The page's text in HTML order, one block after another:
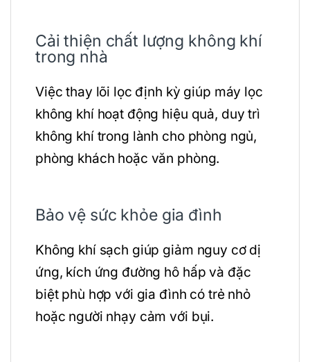
Cải thiện chất lượng không khí
trong nhà
Việc thay lõi lọc định kỳ giúp máy lọc
không khí hoạt động hiệu quả, duy trì
không khí trong lành cho phòng ngủ,
phòng khách hoặc văn phòng.
Bảo vệ sức khỏe gia đình
Không khí sạch giúp giảm nguy cơ dị
ứng, kích ứng đường hô hấp và đặc
biệt phù hợp với gia đình có trẻ nhỏ
hoặc người nhạy cảm với bụi.